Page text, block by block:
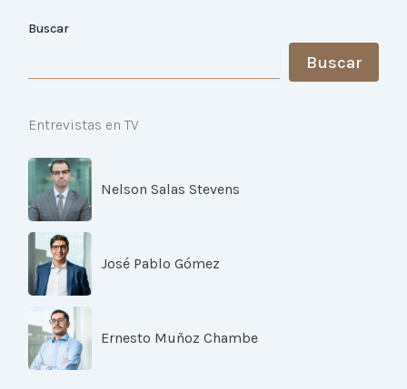
Buscar
Buscar
Entrevistas en TV
Nelson Salas Stevens
José Pablo Gómez
Ernesto Muñoz Chambe